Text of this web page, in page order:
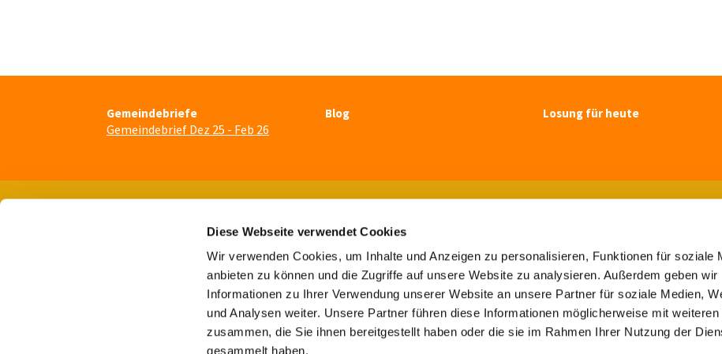
Diese Webseite verwendet Cookies
Wir verwenden Cookies, um Inhalte und Anzeigen zu personalisieren, Funktionen für soziale
anbieten zu können und die Zugriffe auf unsere Website zu analysieren. Außerdem geben wir
Informationen zu Ihrer Verwendung unserer Website an unsere Partner für soziale Medien,
und Analysen weiter. Unsere Partner führen diese Informationen möglicherweise mit weiteren
zusammen, die Sie ihnen bereitgestellt haben oder die sie im Rahmen Ihrer Nutzung der
gesammelt haben.
Gemeindebriefe
Gemeindebrief Dez 25 - Feb 26
Blog Losung für heute
buero@maluki-blomberg.de
Kontaktinformationen Impressum
Kontaktinformationen Impressum